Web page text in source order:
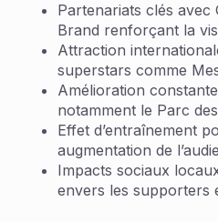
Partenariats clés
Brand renforçant la
Attraction
superstars comme
Amélioration
notamment le Parc
Effet d’entraînement
augmentation de
Impacts sociaux
envers les supporters